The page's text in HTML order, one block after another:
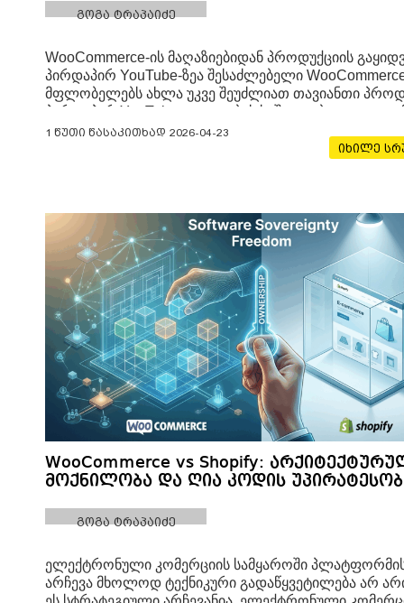
გოგა ტრაპაიძე
WooCommerce-ის მაღაზიებიდან პროდუქციის
პირდაპირ YouTube-ზეა შესაძლებელი
მფლობელებს ახლა უკვე შეუძლიათ თავიანთი
პირდაპირ YouTube-ვიდეოების საშუალებით
სიახლე ვიდეოკონტენტს პირდაპირ გაყიდვების
პლატფორმად აქცევს. Google-მა და WooCommerce-
1 წუთი წასაკითხად 2026-04-23
იხილე
WooCommerce vs Shopify:
მოქნილობა და ღია კოდის
გოგა ტრაპაიძე
ელექტრონული კომერციის სამყაროში
არჩევა მხოლოდ ტექნიკური გადაწყვეტილება არ